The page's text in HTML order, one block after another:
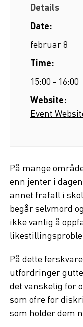
Details
Date:
februar 8
Time:
15:00 - 16:00
Website:
Event
På mange
enn jenter i
annet frafall i
begår selvmord
ikke vanlig å
På dette
utfordringer
det vanskelig for
som ofre for
som holder dem